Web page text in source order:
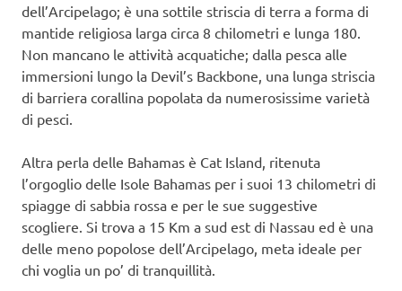
dell’Arcipelago; è una sottile striscia di terra a forma di
mantide religiosa larga circa 8 chilometri e lunga 180.
Non mancano le attività acquatiche; dalla pesca alle
immersioni lungo la Devil’s Backbone, una lunga striscia
di barriera corallina popolata da numerosissime varietà
di pesci.
Altra perla delle Bahamas è Cat Island, ritenuta
l’orgoglio delle Isole Bahamas per i suoi 13 chilometri di
spiagge di sabbia rossa e per le sue suggestive
scogliere. Si trova a 15 Km a sud est di Nassau ed è una
delle meno popolose dell’Arcipelago, meta ideale per
chi voglia un po’ di tranquillità.